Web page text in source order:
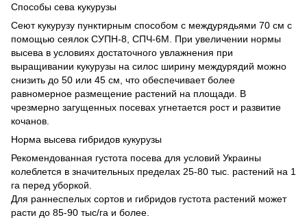
Способы сева кукурузы
Сеют кукурузу пунктирным способом с междурядьями 70 см с
помощью сеялок СУПН-8, СПЧ-6М. При увеличении нормы
высева в условиях достаточного увлажнения при
выращивании кукурузы на силос ширину междурядий можно
снизить до 50 или 45 см, что обеспечивает более
равномерное размещение растений на площади. В
чрезмерно загущенных посевах угнетается рост и развитие
кочанов.
Норма высева гибридов кукурузы
Рекомендованная густота посева для условий Украины
колеблется в значительных пределах 25-80 тыс. растений на 1
га перед уборкой.
Для раннеспелых сортов и гибридов густота растений может
расти до 85-90 тыс/га и более.